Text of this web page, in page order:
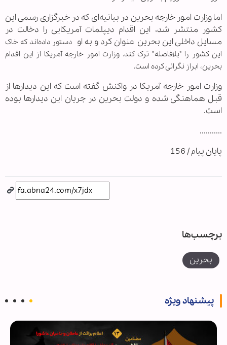
اما وزارت امور خارجه بحرین در بیانیه‌ای که در خبرگزاری رسمی این
کشور منتشر شد، این اقدام دیپلمات آمریکایی را دخالت در
مسایل داخلی این بحرین عنوان کرد و به او دستور داده‌اند که خاک
این کشور را "بلافاصله" ترک کند. وزارت امور خارجه آمریکا از این اقدام
بحرین، ابراز نگرانی کرده است.
وزارت امور خارجه آمریکا در واکنش گفته است که این دیدارها از
قبل هماهنگی شده و دولت بحرین در جریان این دیدارها بوده
است.
...........
پایان پیام / 156
برچسب‌ها
بحرین
پیشنهاد ویژه